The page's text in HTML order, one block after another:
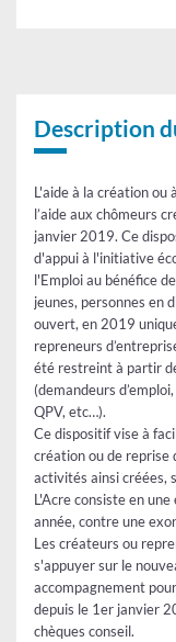
Description
L'aide à la création ou
l’aide aux chômeurs
janvier 2019. Ce
d'appui à l'initiative
l'Emploi au bénéfice
jeunes, personnes en
ouvert, en 2019
repreneurs
été restreint à partir
(demandeurs
QPV, etc…).
Ce dispositif vise à
création ou de reprise
activités ainsi créées,
L'Acre consiste en
année, contre une
Les créateurs ou
s'appuyer sur le
accompagnement
depuis le 1er janvier
chèques conseil.